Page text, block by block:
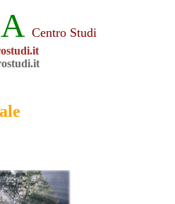
Centro Studi